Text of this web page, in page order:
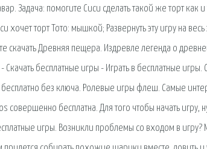
Задача: помогите Сиси сделать такой же торт как
хочет торт Тото: мышкой; Развернуть эту игру на
скачать Древняя пещера. Издревле легенда о
Скачать бесплатные игры - Играть в бесплатные
без ключа. Ролевые игры флеш. Самые
совершенно бесплатна. Для того чтобы начать игру,
игры. Возникли проблемы со входом в